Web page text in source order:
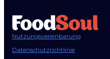
Nutzungsvereinbarung
Datenschutzrichtlinie